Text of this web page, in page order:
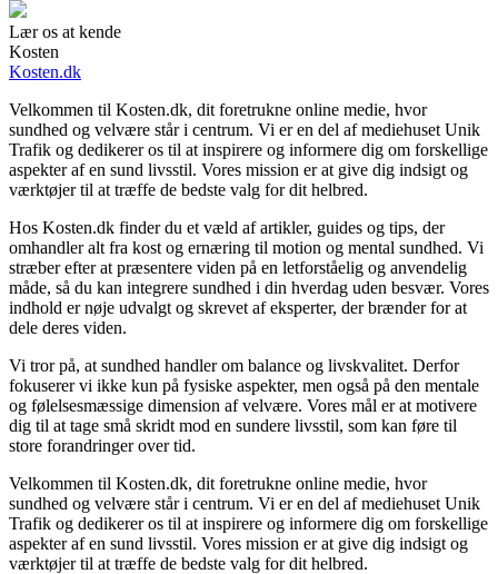
Lær os at kende
Kosten
Kosten.dk
Velkommen til Kosten.dk, dit foretrukne online medie, hvor
sundhed og velvære står i centrum. Vi er en del af mediehuset Unik
Trafik og dedikerer os til at inspirere og informere dig om forskellige
aspekter af en sund livsstil. Vores mission er at give dig indsigt og
værktøjer til at træffe de bedste valg for dit helbred.
Hos Kosten.dk finder du et væld af artikler, guides og tips, der
omhandler alt fra kost og ernæring til motion og mental sundhed. Vi
stræber efter at præsentere viden på en letforståelig og anvendelig
måde, så du kan integrere sundhed i din hverdag uden besvær. Vores
indhold er nøje udvalgt og skrevet af eksperter, der brænder for at
dele deres viden.
Vi tror på, at sundhed handler om balance og livskvalitet. Derfor
fokuserer vi ikke kun på fysiske aspekter, men også på den mentale
og følelsesmæssige dimension af velvære. Vores mål er at motivere
dig til at tage små skridt mod en sundere livsstil, som kan føre til
store forandringer over tid.
Velkommen til Kosten.dk, dit foretrukne online medie, hvor
sundhed og velvære står i centrum. Vi er en del af mediehuset Unik
Trafik og dedikerer os til at inspirere og informere dig om forskellige
aspekter af en sund livsstil. Vores mission er at give dig indsigt og
værktøjer til at træffe de bedste valg for dit helbred.